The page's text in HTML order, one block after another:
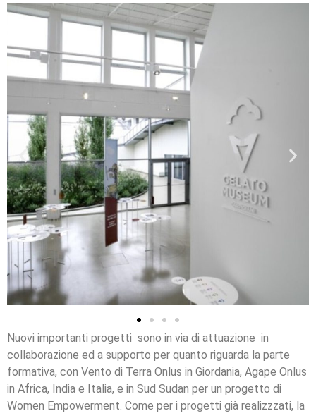
Nuovi importanti progetti sono in via di attuazione in
collaborazione ed a supporto per quanto riguarda la parte
formativa, con Vento di Terra Onlus in Giordania, Agape Onlus
in Africa, India e Italia, e in Sud Sudan per un progetto di
Women Empowerment. Come per i progetti già realizzzati, la